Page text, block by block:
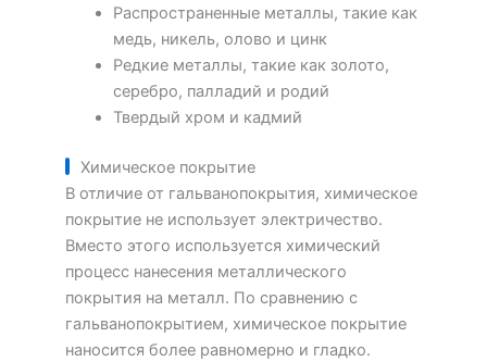
Распространенные металлы, такие как
медь, никель, олово и цинк
Редкие металлы, такие как золото,
серебро, палладий и родий
Твердый хром и кадмий
Химическое покрытие
В отличие от гальванопокрытия, химическое
покрытие не использует электричество.
Вместо этого используется химический
процесс нанесения металлического
покрытия на металл. По сравнению с
гальванопокрытием, химическое покрытие
наносится более равномерно и гладко.